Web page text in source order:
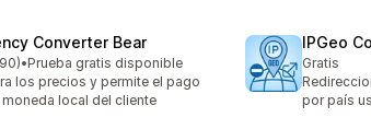
Converter Bear
estrellas
en total
•Prueba gratis disponible
los precios y permite el pago
local del cliente
IPGeo
Gratis
por país